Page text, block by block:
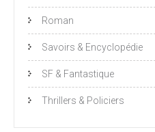
Roman
Savoirs & Encyclopédie
SF & Fantastique
Thrillers & Policiers